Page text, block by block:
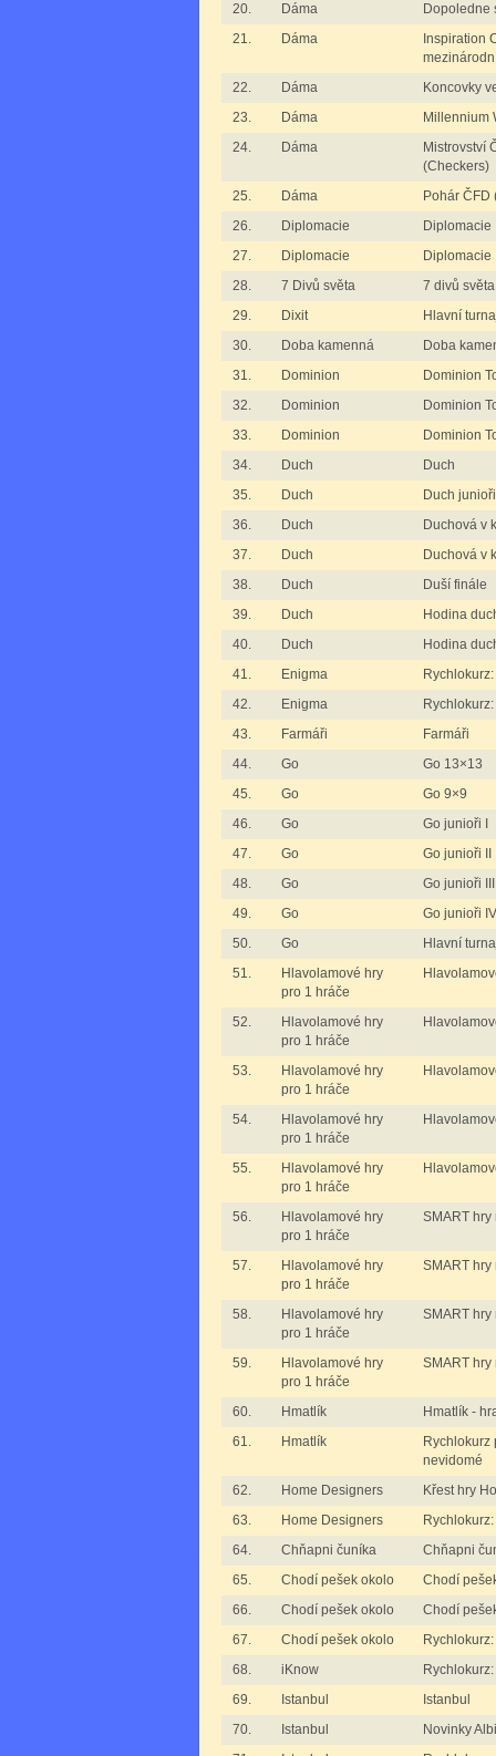
20.
Dáma
Dopoledne
21.
Dáma
Inspiration
22.
Dáma
Koncovky
23.
Dáma
Millennium
24.
Dáma
Mistrovství
(Checkers)
25.
Dáma
Pohár
26.
Diplomacie
Diplomacie
27.
Diplomacie
Diplomacie
28.
7 Divů světa
7 divů světa
29.
Dixit
Hlavní
30.
Doba kamenná
Doba
31.
Dominion
Dominion
32.
Dominion
Dominion
33.
Dominion
Dominion
34.
Duch
Duch
35.
Duch
Duch junioři
36.
Duch
Duchová v
37.
Duch
Duchová v
38.
Duch
Duší finále
39.
Duch
Hodina
40.
Duch
Hodina
41.
Enigma
42.
Enigma
43.
Farmáři
Farmáři
44.
Go
Go 13×13
45.
Go
Go 9×9
46.
Go
Go junioři I
47.
Go
Go junioři II
48.
Go
Go junioři III
49.
Go
Go junioři IV
50.
Go
Hlavní
51.
Hlavolamové hry
pro 1 hráče
52.
Hlavolamové hry
pro 1 hráče
53.
Hlavolamové hry
pro 1 hráče
54.
Hlavolamové hry
pro 1 hráče
55.
Hlavolamové hry
pro 1 hráče
56.
Hlavolamové hry
pro 1 hráče
SMART
57.
Hlavolamové hry
pro 1 hráče
SMART
58.
Hlavolamové hry
pro 1 hráče
SMART
59.
Hlavolamové hry
pro 1 hráče
SMART
60. Hmatlík
Hmatlík -
61.
Hmatlík
Rychlokurz
nevidomé
62.
Home Designers
Křest hry
63.
Home Designers
64.
Chňapni čuníka
Chňapni
65.
Chodí pešek okolo
Chodí
66.
Chodí pešek okolo
Chodí
67.
Chodí pešek okolo
68.
iKnow
69.
Istanbul
Istanbul
70.
Istanbul
Novinky